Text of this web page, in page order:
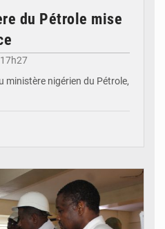
du Pétrole mise
ministère nigérien du Pétrole,